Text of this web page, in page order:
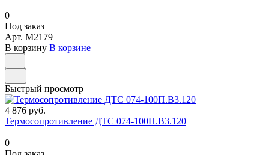
0
Под заказ
Арт. M2179
В корзину В корзине
Быстрый просмотр
4 876 руб.
Термосопротивление ДТС 074-100П.В3.120
0